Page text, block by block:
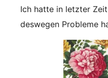
Ich hatte in letzter
deswegen Probleme